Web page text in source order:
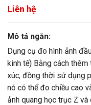
Liên hệ
Mô tả ngắn:
Dụng cụ đo hình ảnh
kinh tế) Bằng cách
xúc, đồng thời sử dụng
nó có thể đo chiều cao
ảnh quang học trục Z